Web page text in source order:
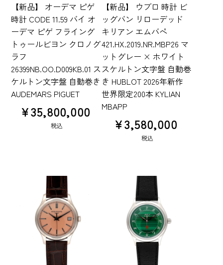
【新品】 オーデマ ピゲ
時計 CODE 11.59 バイ オ
ーデマ ピゲ フライング
トゥールビヨン クロノグ
ラフ
26399NB.OO.D009KB.01 ス
ケルトン文字盤 自動巻き
AUDEMARS PIGUET
¥35,800,000
税込
【新品】 ウブロ 時計 ビ
ッグバン リローデッド
キリアン エムバペ
421.HX.2019.NR.MBP26 マ
ットグレー × ホワイト
スケルトン文字盤 自動巻
き HUBLOT 2026年新作
世界限定200本 KYLIAN
MBAPP
¥3,580,000
税込